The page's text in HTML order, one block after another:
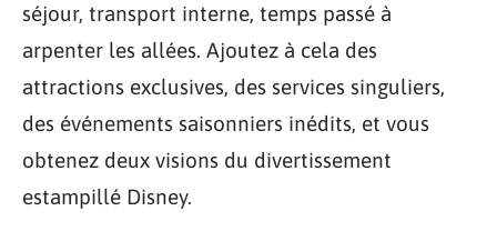
séjour, transport interne, temps passé à
arpenter les allées. Ajoutez à cela des
attractions exclusives, des services singuliers,
des événements saisonniers inédits, et vous
obtenez deux visions du divertissement
estampillé Disney.